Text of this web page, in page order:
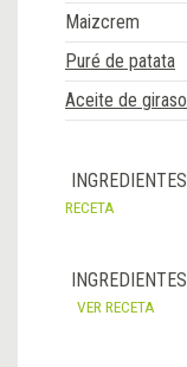
Maizcrem
Puré de patata
Aceite de girasol
RECETA
VER RECETA